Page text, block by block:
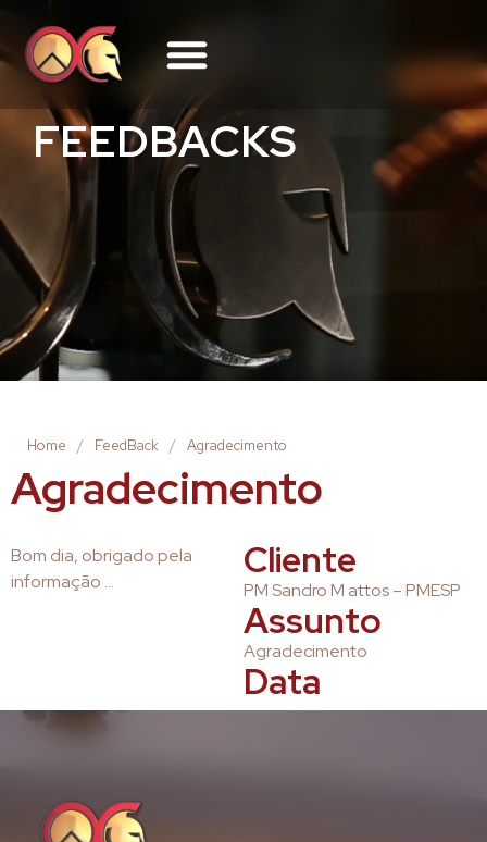
FEEDBACKS
Home / FeedBack / Agradecimento
Agradecimento
Bom dia, obrigado pela
informação …
Cliente
PM Sandro M attos – PMESP
Assunto
Agradecimento
Data